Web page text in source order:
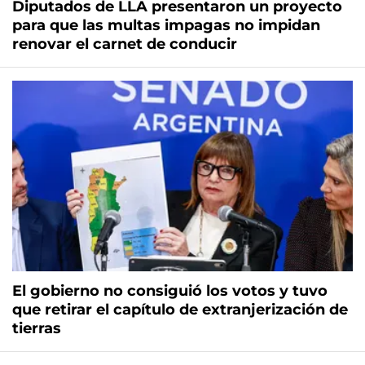
Diputados de LLA presentaron un proyecto
para que las multas impagas no impidan
renovar el carnet de conducir
El gobierno no consiguió los votos y tuvo
que retirar el capítulo de extranjerización de
tierras